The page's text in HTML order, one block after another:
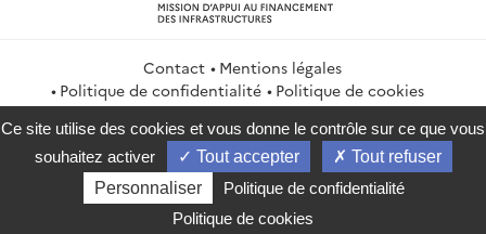
Contact
Mentions légales
Politique de confidentialité
Politique de cookies
Gestion des cookies
Flux RSS
service-public.gouv.fr
legifrance.gouv.fr
info.gouv.fr
data.gouv.fr
2026 Direction générale du Trésor
Ce site utilise des cookies et vous donne le contrôle sur ce que vous
souhaitez activer
Tout accepter
Tout refuser
Personnaliser
Politique de confidentialité
Politique de cookies